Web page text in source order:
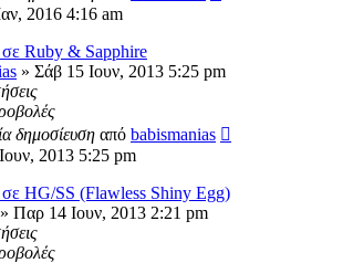
2016 4:16 am
Ruby & Sapphire
» Σάβ 15 Ιουν, 2013 5:25 pm
δημοσίευση από babismanias
2013 5:25 pm
ΗG/SS (Flawless Shiny Egg)
» Παρ 14 Ιουν, 2013 2:21 pm